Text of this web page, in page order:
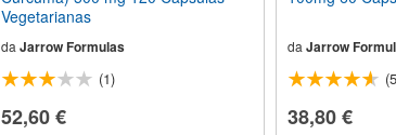
Vegetarianas
da Jarrow Formulas
(1)
52,60 €
da Jarrow
38,80 €